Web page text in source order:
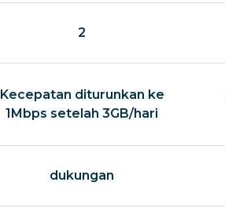
2
Kecepatan diturunkan ke
1Mbps setelah 3GB/hari
dukungan